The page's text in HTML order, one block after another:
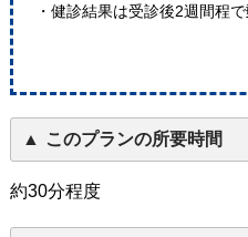
・健診結果は受診後2週間程で
このプランの所要時間
約30分程度